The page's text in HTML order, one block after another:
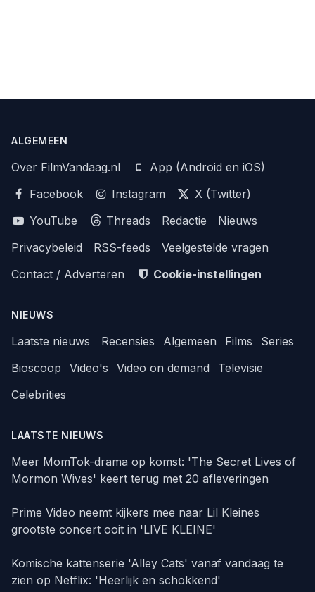
ALGEMEEN
Over FilmVandaag.nl
App (Android en iOS)
Facebook
Instagram
X (Twitter)
YouTube
Threads Redactie
Nieuws
Privacybeleid
RSS-feeds
Veelgestelde vragen
Contact / Adverteren
Cookie-instellingen
NIEUWS
Laatste nieuws Recensies Algemeen Films
Series
Bioscoop
Video's Video on demand
Televisie
Celebrities
LAATSTE NIEUWS
Meer MomTok-drama op komst: 'The Secret Lives of
Mormon Wives' keert terug met 20 afleveringen
Prime Video neemt kijkers mee naar Lil Kleines
grootste concert ooit in 'LIVE KLEINE'
Komische kattenserie 'Alley Cats' vanaf vandaag te
zien op Netflix: 'Heerlijk en schokkend'